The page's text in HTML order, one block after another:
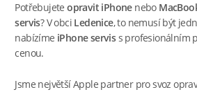
Potřebujeteopravit iPhonenebo
servis? V obci Ledenice, to nemusí být
nabízíme iPhone serviss profesionálním
cenou.
Jsme největší Apple partner pro svoz